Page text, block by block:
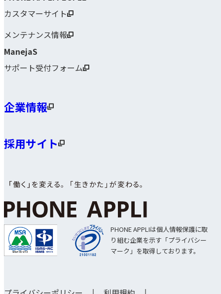
カスタマーサイト
メンテナンス情報
ManejaS
サポート受付フォーム
企業情報
採用サイト
PHONE APPLIは個人情報保護に取
り組む企業を示す「プライバシー
マーク」を取得しております。